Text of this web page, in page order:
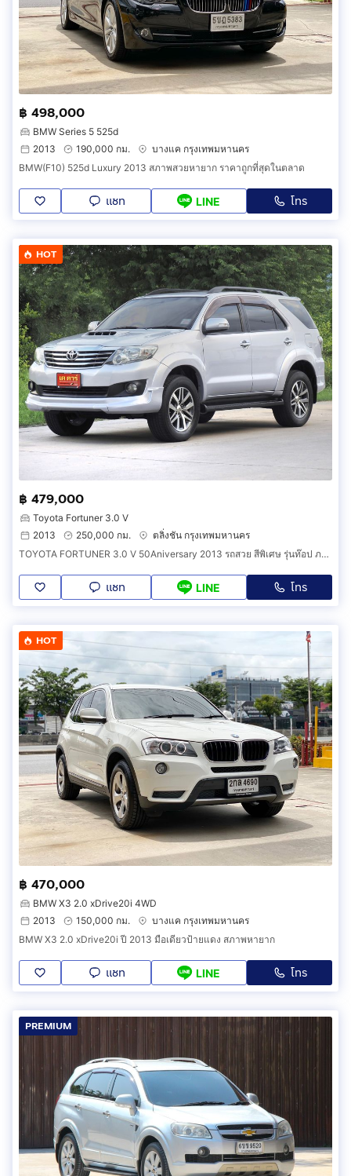
฿ 498,000
BMW Series 5 525d
2013
190,000 กม.
บางแค กรุงเทพมหานคร
BMW(F10) 525d Luxury 2013 สภาพสวยหายาก ราคาถูกที่สุดในตลาด
แชท LINE โทร
HOT
฿ 479,000
Toyota Fortuner 3.0 V
2013
250,000 กม.
ตลิ่งชัน กรุงเทพมหานคร
TOYOTA FORTUNER 3.0 V 50Aniversary 2013 รถสวย สีพิเศษ รุ่นท๊อป ภายในดำ
แชท LINE โทร
HOT
฿ 470,000
BMW X3 2.0 xDrive20i 4WD
2013
150,000 กม.
บางแค กรุงเทพมหานคร
BMW X3 2.0 xDrive20i ปี 2013 มือเดียวป้ายแดง สภาพหายาก
แชท LINE โทร
PREMIUM